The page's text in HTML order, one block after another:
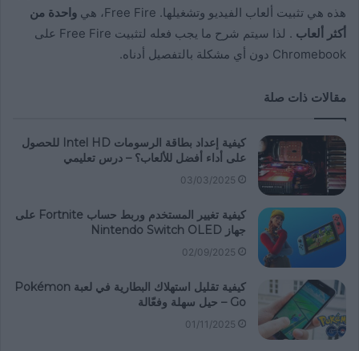
هذه هي تثبيت ألعاب الفيديو وتشغيلها. Free Fire، هي
واحدة من
أكثر ألعاب
. لذا سيتم شرح ما يجب فعله لتثبيت Free Fire على
Chromebook دون أي مشكلة بالتفصيل أدناه.
مقالات ذات صلة
كيفية إعداد بطاقة الرسومات Intel HD للحصول
على أداء أفضل للألعاب؟ – درس تعليمي
03/03/2025
كيفية تغيير المستخدم وربط حساب Fortnite على
جهاز Nintendo Switch OLED
02/09/2025
كيفية تقليل استهلاك البطارية في لعبة Pokémon
Go – حيل سهلة وفعّالة
01/11/2025